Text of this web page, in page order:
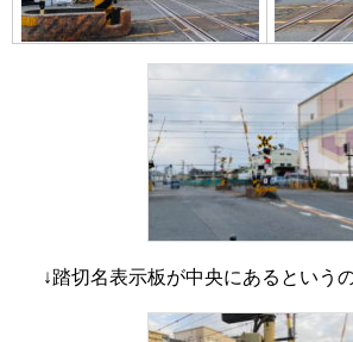
↓踏切名表示板が中央にあるという